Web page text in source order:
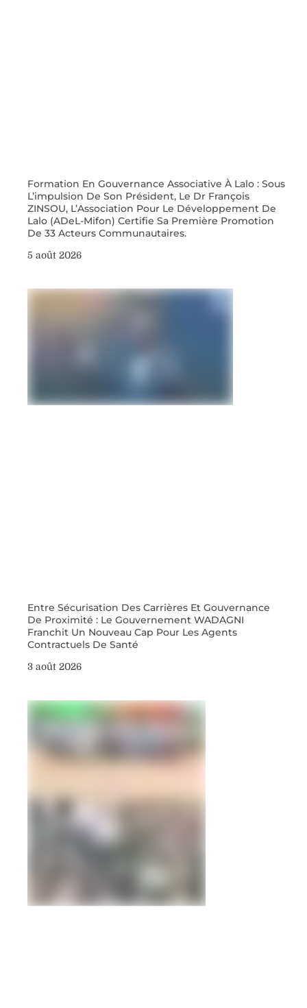
Formation En Gouvernance Associative À Lalo : Sous
L’impulsion De Son Président, Le Dr François
ZINSOU, L’Association Pour Le Développement De
Lalo (ADeL-Mifon) Certifie Sa Première Promotion
De 33 Acteurs Communautaires.
5 août 2026
Entre Sécurisation Des Carrières Et Gouvernance
De Proximité : Le Gouvernement WADAGNI
Franchit Un Nouveau Cap Pour Les Agents
Contractuels De Santé
3 août 2026